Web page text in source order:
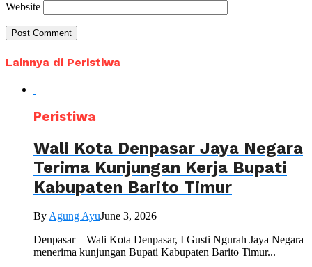
Website
Lainnya di Peristiwa
Peristiwa
Wali Kota Denpasar Jaya Negara
Terima Kunjungan Kerja Bupati
Kabupaten Barito Timur
ByAgung AyuJune 3, 2026
Denpasar – Wali Kota Denpasar, I Gusti Ngurah Jaya Negara
menerima kunjungan Bupati Kabupaten Barito Timur...